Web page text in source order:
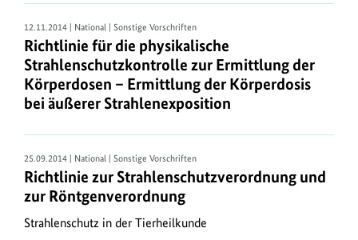
JURIS
kostenlos
bereit.
Dort
erhalten
Sie
und
Rechtsverordnungen
ihrer
12.11.2014 | National | Sonstige Vorschriften
Richtlinie für die physikalische
Strahlenschutzkontrolle zur Ermittlung der
Körperdosen – Ermittlung der Körperdosis
bei äußerer Strahlenexposition
25.09.2014 | National | Sonstige Vorschriften
Richtlinie zur Strahlenschutzverordnung und
zur Röntgenverordnung
Strahlenschutz in der Tierheilkunde